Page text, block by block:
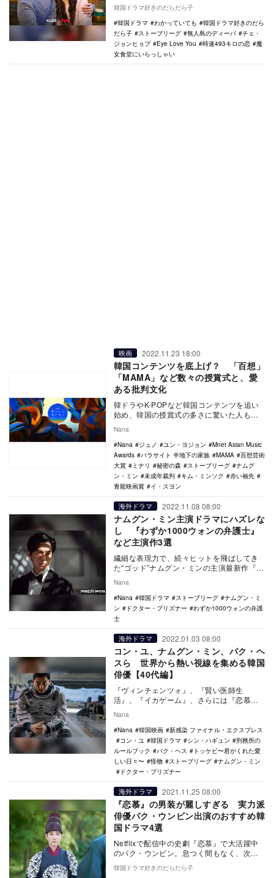
る…
韓国ドラマ好きのだらだら子
韓国ドラマ
わかっていても
韓国ドラマ好きのだら
だら子
ストーブリーグ 無人島のディーバ
チェ・
ジョンヒョプ
Eye Love You 時速493キロの恋
魔
女食堂にいらっしゃい
映画 2022.11.23 18:00
韓国コンテンツを底上げ？ 「百想」
「MAMA」など数々の授賞式と、愛
ある批判文化
韓ドラやK-POPなど韓国コンテンツを追い
始め、韓国の授賞式の多さに驚いた人も多
大賞、青龍…
Nana
Nana
ジュノ ユン・ヨジョン
Mnet Asian Music
Awards
パラサイト 半地下の家族 MAMA
百想芸術
大賞
ミナリ 秘密の森 ストーブリーグ
ナムグ
ン・ミン
未成年裁判 キム・ミンソク
赤い袖先
青龍映画賞
イ・スヨン
海外ドラマ 2022.11.08 08:00
ナムグン・ミン主演ドラマにハズレな
し 『わずか1000ウォンの弁護士』
など主演作3選
繊細な表現力で、続々ヒットを飛ばしてき
た“ゴッド”ナムグン・ミンの主演最新作『わ
開催さ…
Nana
Nana
韓国ドラマ ストーブリーグ
ナムグン・ミ
ン
ドクター・プリズナー
わずか1000ウォンの弁護
士
海外ドラマ 2022.01.03 08:00
コン・ユ、ナムグン・ミン、パク・ヘ
スら 世界から熱い視線を集める韓国
俳優【40代編】
『ヴィンチェンツォ』、『賢い医師生
活』、『イカゲーム』、さらには『恋慕』
本のみならず世…
Nana
Nana
韓国映画
新感染 ファイナル・エクスプレス
コン・ユ
韓国ドラマ シン・ハギュン
刑務所の
ルールブック
パク・ヘス
トッケビ〜君がくれた愛
しい日々〜
怪物 ストーブリーグ
ナムグン・ミン
ドクター・プリズナー
海外ドラマ 2021.11.25 08:00
『恋慕』の男装が麗しすぎる 実力派
俳優パク・ウンビン出演のおすすめ韓
国ドラマ4選
Netflixで配信中の史劇『恋慕』で大活躍中
のパク・ウンビン。息つく間もなく、次回
りが見…
韓国ドラマ好きのだらだら子